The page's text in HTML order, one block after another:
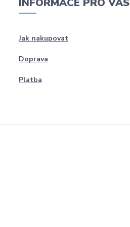
INFORMACE PRO VÁS
Jak nakupovat
Doprava
Platba